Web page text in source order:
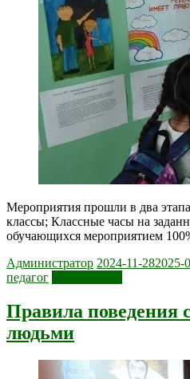
Мероприятия прошли в два
классы; Классные часы на
обучающихся мероприятием
Администратор 2024-11-282025-
педагог
Правила поведения
людьми